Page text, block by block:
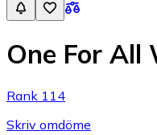
One For All
Rank 114
Skriv omdöme